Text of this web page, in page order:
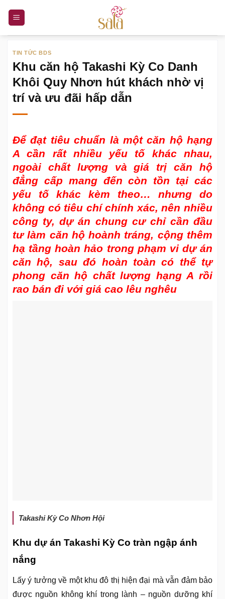
nội
TIN TỨC BDS
Khu căn hộ Takashi Kỳ Co Danh
Khôi Quy Nhơn hút khách nhờ vị
trí và ưu đãi hấp dẫn
Để đạt tiêu chuẩn là một căn hộ hạng
A cần rất nhiều yếu tố khác nhau,
ngoài chất lượng và giá trị căn hộ
đẳng cấp mang đến còn tồn tại các
yếu tố khác kèm theo… nhưng do
không có tiêu chí chính xác, nên nhiều
công ty, dự án chung cư chỉ cần đầu
tư làm căn hộ hoành tráng, cộng thêm
hạ tầng hoàn hảo trong phạm vi dự án
căn hộ, sau đó hoàn toàn có thể tự
phong căn hộ chất lượng hạng A rồi
rao bán đi với giá cao lêu nghêu
Takashi Kỳ Co Nhơn Hội
Khu dự án Takashi Kỳ Co tràn ngập ánh
nắng
Lấy ý tưởng về một khu đô thị hiện đại mà vẫn đảm bảo
được nguồn không khí trong lành – nguồn dưỡng khí